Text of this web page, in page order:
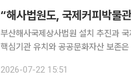
부산해사국제상사법원 설치 추진과
핵심기관 유치와 공공문화자산 보존
산시의회 중회의실에서 ‘부산의 커피
2026-07-22 15:51